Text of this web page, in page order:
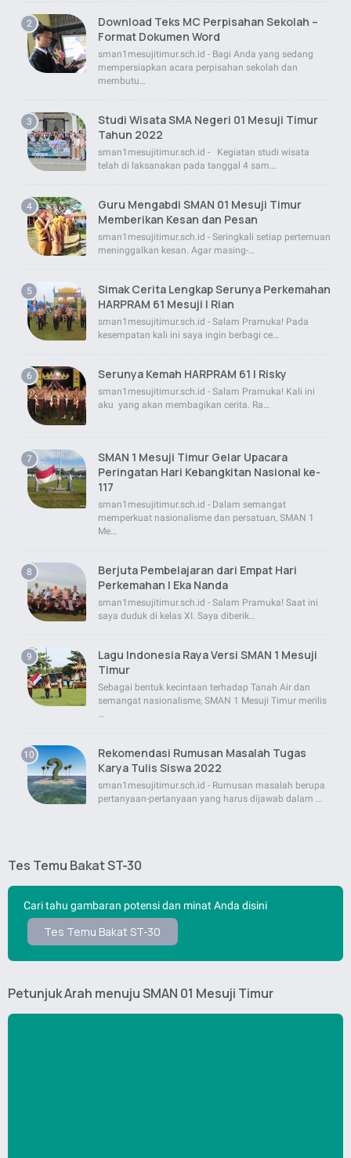
Download Teks MC Perpisahan Sekolah –
Format Dokumen Word
sman1mesujitimur.sch.id - Bagi Anda yang sedang
mempersiapkan acara perpisahan sekolah dan
membutu…
Studi Wisata SMA Negeri 01 Mesuji Timur
Tahun 2022
sman1mesujitimur.sch.id - Kegiatan studi wisata
telah di laksanakan pada tanggal 4 sam…
Guru Mengabdi SMAN 01 Mesuji Timur
Memberikan Kesan dan Pesan
sman1mesujitimur.sch.id - Seringkali setiap pertemuan
meninggalkan kesan. Agar masing-…
Simak Cerita Lengkap Serunya Perkemahan
HARPRAM 61 Mesuji | Rian
sman1mesujitimur.sch.id - Salam Pramuka! Pada
kesempatan kali ini saya ingin berbagi ce…
Serunya Kemah HARPRAM 61 | Risky
sman1mesujitimur.sch.id - Salam Pramuka! Kali ini
aku yang akan membagikan cerita. Ra…
SMAN 1 Mesuji Timur Gelar Upacara
Peringatan Hari Kebangkitan Nasional ke-
117
sman1mesujitimur.sch.id - Dalam semangat
memperkuat nasionalisme dan persatuan, SMAN 1
Me…
Berjuta Pembelajaran dari Empat Hari
Perkemahan | Eka Nanda
sman1mesujitimur.sch.id - Salam Pramuka! Saat ini
saya duduk di kelas XI. Saya diberik…
Lagu Indonesia Raya Versi SMAN 1 Mesuji
Timur
Sebagai bentuk kecintaan terhadap Tanah Air dan
semangat nasionalisme, SMAN 1 Mesuji Timur merilis
…
Rekomendasi Rumusan Masalah Tugas
Karya Tulis Siswa 2022
sman1mesujitimur.sch.id - Rumusan masalah berupa
pertanyaan-pertanyaan yang harus dijawab dalam …
Tes Temu Bakat ST-30
Cari tahu gambaran potensi dan minat Anda disini
Tes Temu Bakat ST-30
Petunjuk Arah menuju SMAN 01 Mesuji Timur